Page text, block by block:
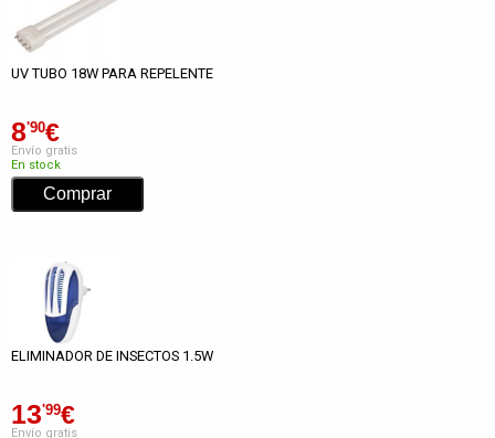
UV TUBO 18W PARA REPELENTE
8'90€
Envío gratis
En stock
ELIMINADOR DE INSECTOS 1.5W
13'99€
Envío gratis